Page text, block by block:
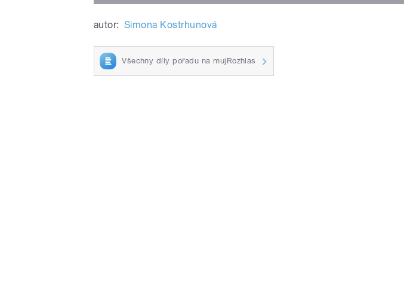
autor: Simona Kostrhunová
Všechny díly pořadu na mujRozhlas